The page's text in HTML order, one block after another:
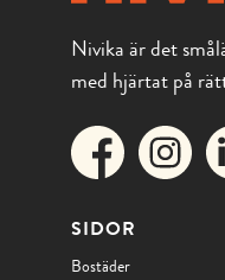
Nivika är det
med hjärtat på
SIDOR
Bostäder